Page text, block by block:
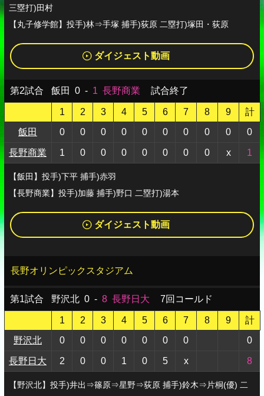
三塁打)田村
【丸子修学館】投手)林⇒手塚 捕手)荻原 二塁打)塚田・荻原
ダイジェスト動画
第2試合 飯田 0 - 1 長野商業 試合終了
1 2 3 4 5 6 7 8 9
計
飯田
0 0 0 0 0 0 0 0 0 0
長野商業 1 0 0 0 0 0 0 0 x 1
【飯田】投手)下平 捕手)赤羽
【長野商業】投手)加藤 捕手)野口 二塁打)湯本
ダイジェスト動画
長野オリンピックスタジアム
第1試合 野沢北 0 - 8 長野日大 7回コールド
1 2 3 4 5 6 7 8 9
計
野沢北
0 0 0 0 0 0 0 0
長野日大 2 0 0 1 0 5 x 8
【野沢北】投手)井出⇒篠原⇒星野⇒荻原 捕手)鈴木⇒片桐(優) 二